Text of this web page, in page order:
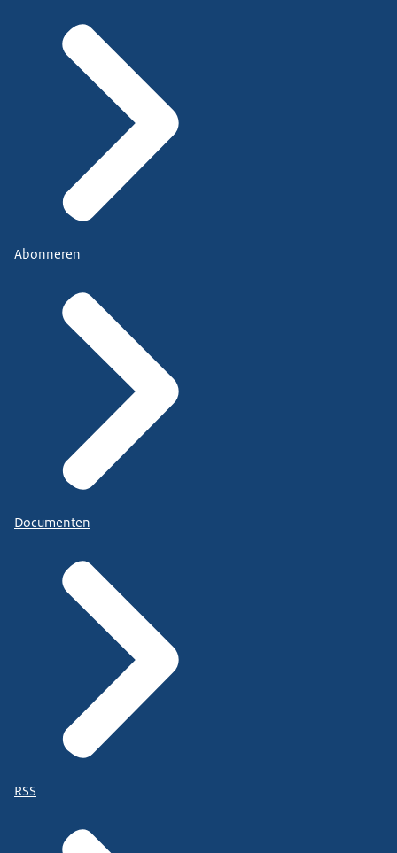
Abonneren
Documenten
RSS